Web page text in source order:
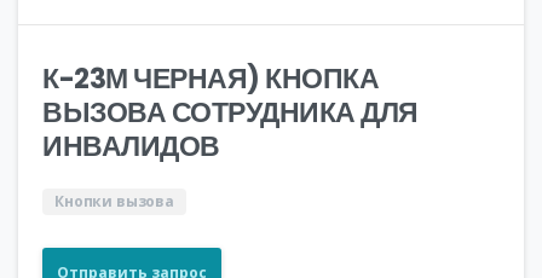
К-23М ЧЕРНАЯ) КНОПКА
ВЫЗОВА СОТРУДНИКА ДЛЯ
ИНВАЛИДОВ
Кнопки вызова
Отправить запрос